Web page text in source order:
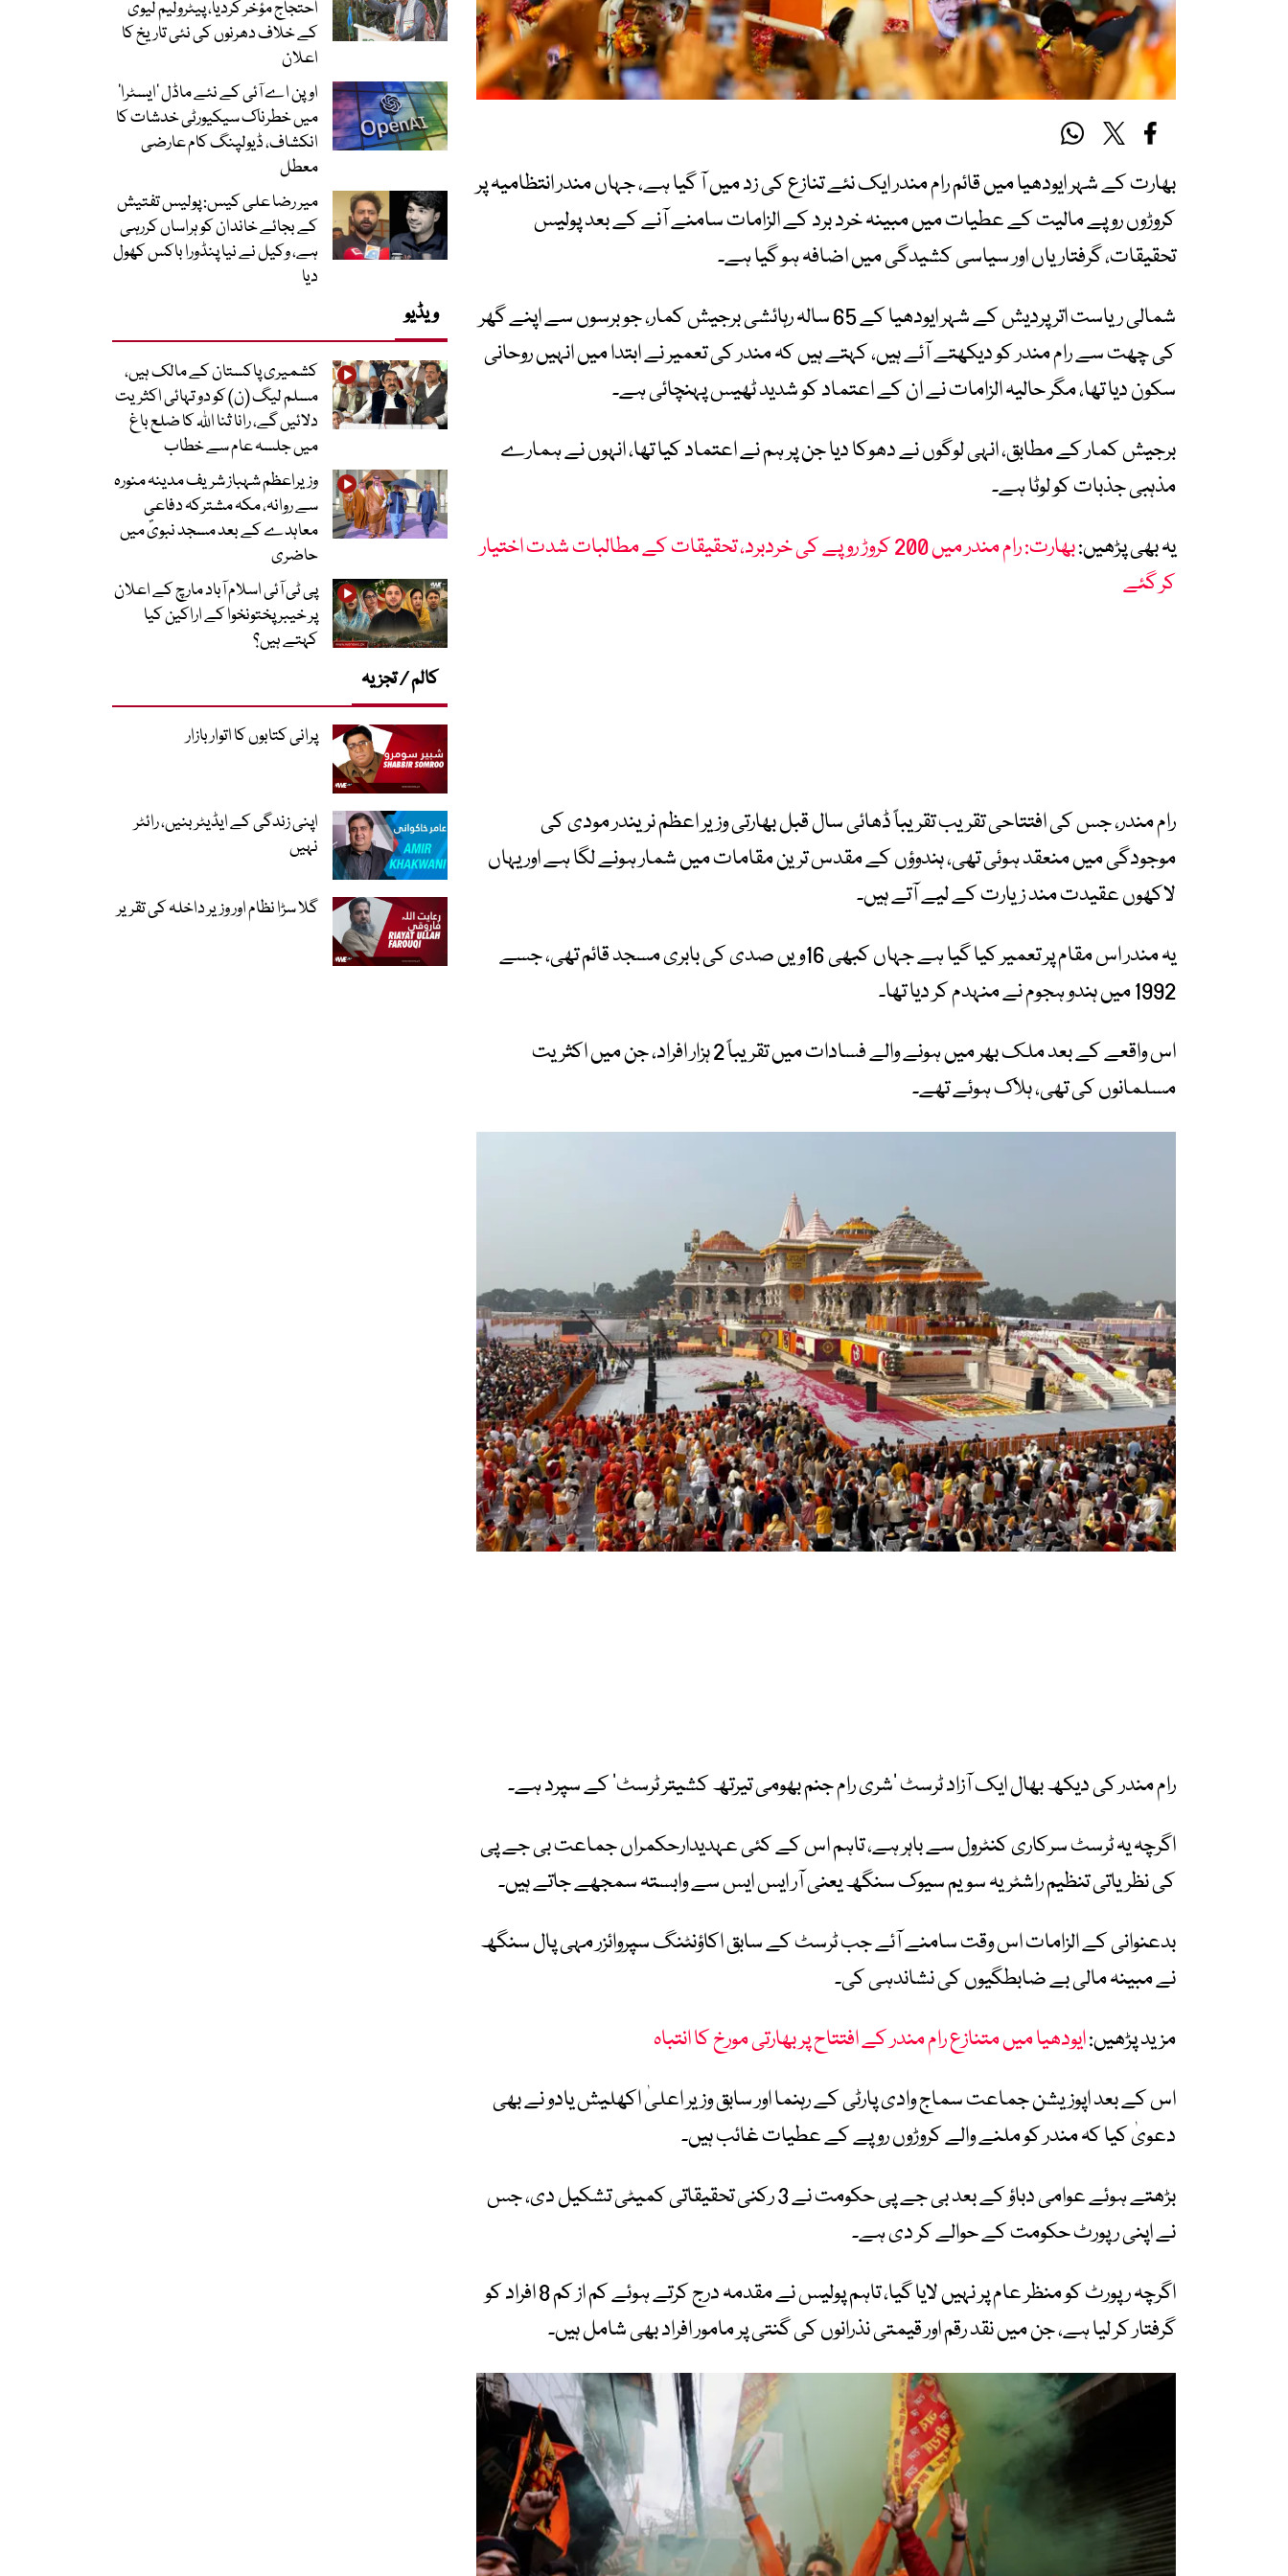
بھارت کے شہر ایودھیا میں قائم رام مندر ایک نئے تنازع کی زد میں آ گیا ہے، جہاں مندر انتظامیہ پر
کروڑوں روپے مالیت کے عطیات میں مبینہ خرد برد کے الزامات سامنے آنے کے بعد پولیس
تحقیقات، گرفتاریاں اور سیاسی کشیدگی میں اضافہ ہو گیا ہے۔
شمالی ریاست اتر پردیش کے شہر ایودھیا کے 65 سالہ رہائشی برجیش کمار، جو برسوں سے اپنے گھر
کی چھت سے رام مندر کو دیکھتے آئے ہیں، کہتے ہیں کہ مندر کی تعمیر نے ابتدا میں انہیں روحانی
سکون دیا تھا، مگر حالیہ الزامات نے ان کے اعتماد کو شدید ٹھیس پہنچائی ہے۔
برجیش کمار کے مطابق، انہی لوگوں نے دھوکا دیا جن پر ہم نے اعتماد کیا تھا، انہوں نے ہمارے
مذہبی جذبات کو لوٹا ہے۔
یہ بھی پڑھیں:
بھارت: رام مندر میں 200 کروڑ روپے کی خردبرد، تحقیقات کے مطالبات شدت اختیار
کر گئے
رام مندر، جس کی افتتاحی تقریب تقریباً ڈھائی سال قبل بھارتی وزیر اعظم نریندر مودی کی
موجودگی میں منعقد ہوئی تھی، ہندوؤں کے مقدس ترین مقامات میں شمار ہونے لگا ہے اور یہاں
لاکھوں عقیدت مند زیارت کے لیے آتے ہیں۔
یہ مندر اس مقام پر تعمیر کیا گیا ہے جہاں کبھی 16ویں صدی کی بابری مسجد قائم تھی، جسے
1992 میں ہندو ہجوم نے منہدم کر دیا تھا۔
اس واقعے کے بعد ملک بھر میں ہونے والے فسادات میں تقریباً 2 ہزار افراد، جن میں اکثریت
مسلمانوں کی تھی، ہلاک ہوئے تھے۔
رام مندر کی دیکھ بھال ایک آزاد ٹرسٹ ’شری رام جنم بھومی تیرتھ کشیتر ٹرسٹ‘ کے سپرد ہے۔
اگرچہ یہ ٹرسٹ سرکاری کنٹرول سے باہر ہے، تاہم اس کے کئی عہدیدارحکمراں جماعت بی جے پی
کی نظریاتی تنظیم راشٹریہ سویم سیوک سنگھ یعنی آر ایس ایس سے وابستہ سمجھے جاتے ہیں۔
بدعنوانی کے الزامات اس وقت سامنے آئے جب ٹرسٹ کے سابق اکاؤنٹنگ سپروائزر مہی پال سنگھ
نے مبینہ مالی بے ضابطگیوں کی نشاندہی کی۔
مزید پڑھیں:ایودھیا میں متنازع رام مندر کے افتتاح پر بھارتی مورخ کا انتباہ
اس کے بعد اپوزیشن جماعت سماج وادی پارٹی کے رہنما اور سابق وزیر اعلیٰ اکھلیش یادو نے بھی
دعویٰ کیا کہ مندر کو ملنے والے کروڑوں روپے کے عطیات غائب ہیں۔
بڑھتے ہوئے عوامی دباؤ کے بعد بی جے پی حکومت نے 3 رکنی تحقیقاتی کمیٹی تشکیل دی، جس
نے اپنی رپورٹ حکومت کے حوالے کر دی ہے۔
اگرچہ رپورٹ کو منظر عام پر نہیں لایا گیا، تاہم پولیس نے مقدمہ درج کرتے ہوئے کم از کم 8 افراد کو
گرفتار کر لیا ہے، جن میں نقد رقم اور قیمتی نذرانوں کی گنتی پر مامور افراد بھی شامل ہیں۔
احتجاج مؤخر کردیا، پیٹرولیم لیوی
کے خلاف دھرنوں کی نئی تاریخ کا
اعلان
اوپن اے آئی کے نئے ماڈل ’ایسٹرا‘
میں خطرناک سیکیورٹی خدشات کا
انکشاف، ڈیولپنگ کام عارضی
معطل
میر رضا علی کیس: پولیس تفتیش
کے بجائے خاندان کو ہراساں کررہی
ہے، وکیل نے نیا پنڈورا باکس کھول
دیا
ویڈیو
کشمیری پاکستان کے مالک ہیں،
مسلم لیگ (ن) کو دو تہائی اکثریت
دلائیں گے، رانا ثنا اللہ کا ضلع باغ
میں جلسہ عام سے خطاب
وزیراعظم شہباز شریف مدینہ منورہ
سے روانہ، مکہ مشترکہ دفاعی
معاہدے کے بعد مسجد نبویؐ میں
حاضری
پی ٹی آئی اسلام آباد مارچ کے اعلان
پر خیبر پختونخوا کے اراکین کیا
کہتے ہیں؟
کالم / تجزیہ
پرانی کتابوں کا اتوار بازار
اپنی زندگی کے ایڈیٹر بنیں، رائٹر
نہیں
گلا سڑا نظام اور وزیر داخلہ کی تقریر